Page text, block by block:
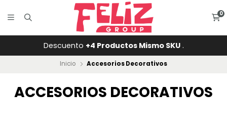
0
Descuento +4 Productos Mismo SKU.
Inicio Accesorios Decorativos
ACCESORIOS DECORATIVOS